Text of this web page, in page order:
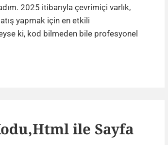
2025 itibarıyla çevrimiçi varlık,
yapmak için en etkili
ki, kod bilmeden bile profesyonel
ile Sayfa